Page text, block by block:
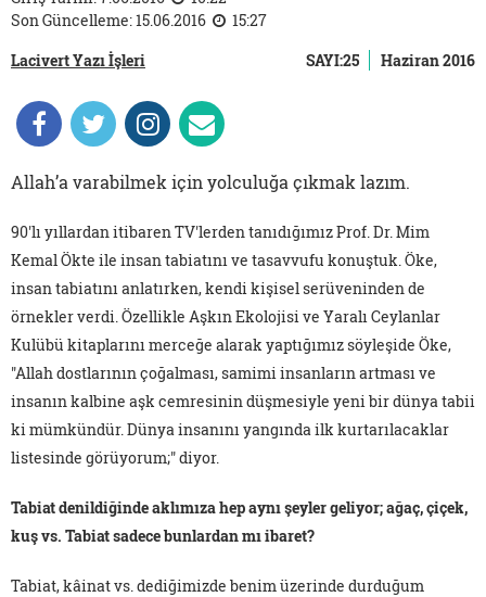
Son Güncelleme: 15.06.2016
15:27
Lacivert Yazı İşleri
SAYI:25 Haziran 2016
Allah’a varabilmek için yolculuğa çıkmak lazım.
90'lı yıllardan itibaren TV'lerden tanıdığımız Prof. Dr. Mim
Kemal Ökte ile insan tabiatını ve tasavvufu konuştuk. Öke,
insan tabiatını anlatırken, kendi kişisel serüveninden de
örnekler verdi. Özellikle Aşkın Ekolojisi ve Yaralı Ceylanlar
Kulübü kitaplarını merceğe alarak yaptığımız söyleşide Öke,
"Allah dostlarının çoğalması, samimi insanların artması ve
insanın kalbine aşk cemresinin düşmesiyle yeni bir dünya tabii
ki mümkündür. Dünya insanını yangında ilk kurtarılacaklar
listesinde görüyorum;" diyor.
Tabiat denildiğinde aklımıza hep aynı şeyler geliyor; ağaç, çiçek,
kuş vs. Tabiat sadece bunlardan mı ibaret?
Tabiat, kâinat vs. dediğimizde benim üzerinde durduğum